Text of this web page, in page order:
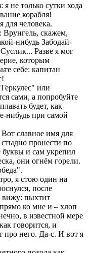
не только сутки хода
корабля!
для человека.
Врунгель, скажем,
нибудь Забодай-
Разве я мог
которым
себе: капитан
или
сами, а попробуйте
будет, как
нибудь при самой
славное имя для
стыдно пронести по
буквы и сам укрепил
они огнём горели.
я стою один на
после
вижу: пыхтит
ко мне и – хлоп
в известной мере
говорится, и
про него. Да-с. И вот я